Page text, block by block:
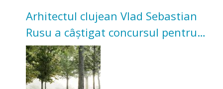
Arhitectul clujean Vlad Sebastian
Rusu a câștigat concursul pentru
transformarea Grădinii Casei
Universitarilor